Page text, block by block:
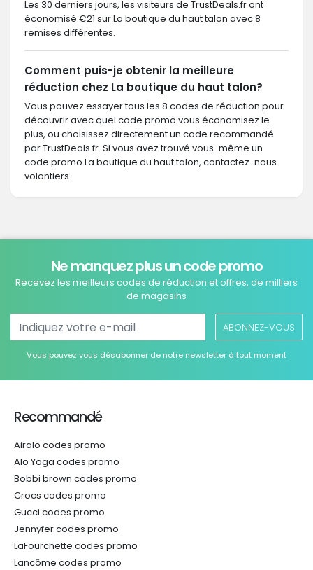
Les 30 derniers jours, les visiteurs de TrustDeals.fr ont
économisé €21 sur La boutique du haut talon avec 8
remises différentes.
Comment puis-je obtenir la meilleure
réduction chez La boutique du haut talon?
Vous pouvez essayer tous les 8 codes de réduction pour
découvrir avec quel code promo vous économisez le
plus, ou choisissez directement un code recommandé
par TrustDeals.fr. Si vous avez trouvé vous-même un
code promo La boutique du haut talon, contactez-nous
volontiers.
Ne manquez plus un code promo
Recevez les meilleurs codes de réduction et offres, de milliers
de magasins
ABONNEZ-VOUS
Vous pouvez vous désabonner de notre newsletter à tout moment
Recommandé
Airalo codes promo
Alo Yoga codes promo
Bobbi brown codes promo
Crocs codes promo
Gucci codes promo
Jennyfer codes promo
LaFourchette codes promo
Lancôme codes promo